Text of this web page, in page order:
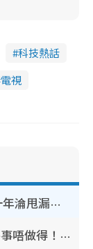
科技熱話
電視
「居屋王」啟德啟悅苑入伙不足一年淪甩漏之王！插頭噴火花致大停電 多戶業主全屋家電報銷
鬼門開2026｜8.13鬼節禁忌 22件事唔做得！燒肉、刺身要少食？半夜勿吹口哨/打呢個電話